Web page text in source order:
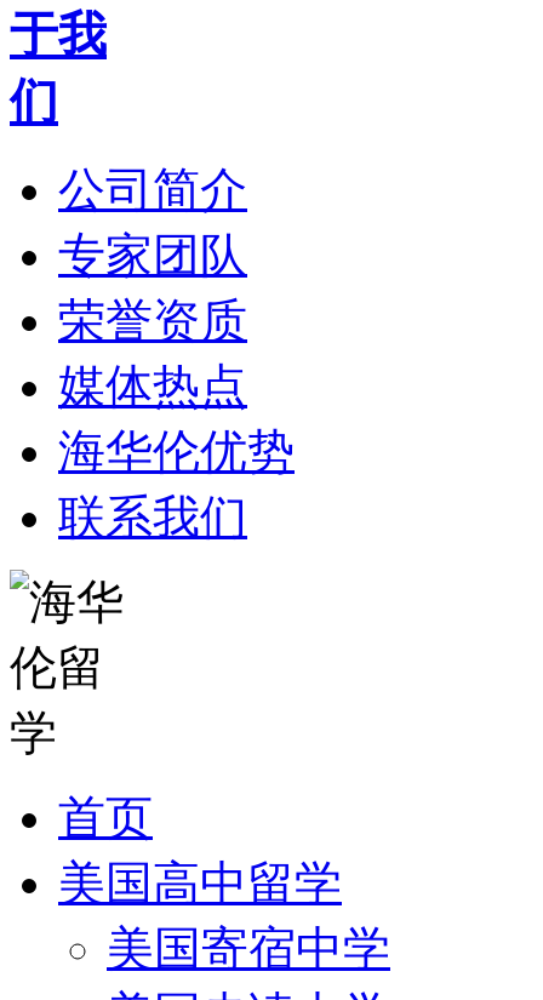
公司简介
专家团队
荣誉资质
媒体热点
海华伦优势
联系我们
首页
美国高中留学
美国寄宿中学